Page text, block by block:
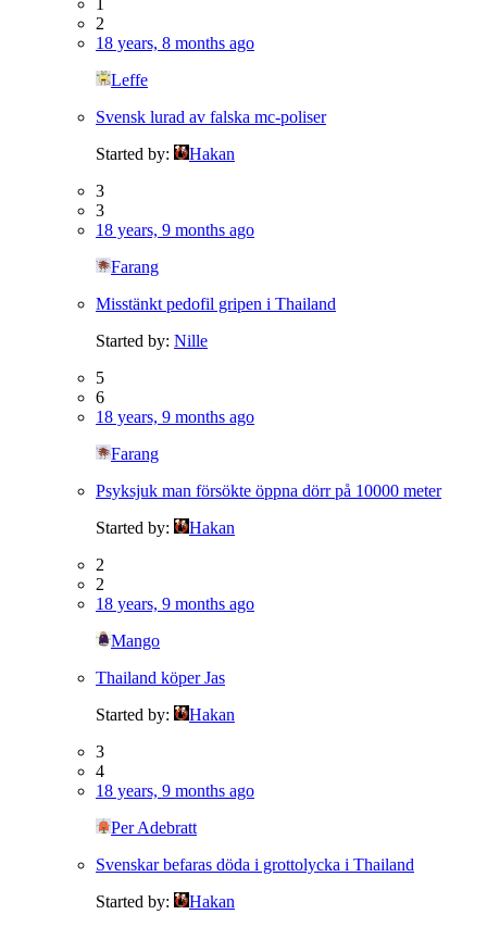
2
18 years, 8 months ago
Leffe
Svensk lurad av falska mc-poliser
Started by:
Hakan
3
3
18 years, 9 months ago
Farang
Misstänkt pedofil gripen i Thailand
Started by: Nille
5
6
18 years, 9 months ago
Farang
Psyksjuk man försökte öppna dörr på 10000 meter
Started by:
Hakan
2
2
18 years, 9 months ago
Mango
Thailand köper Jas
Started by:
Hakan
3
4
18 years, 9 months ago
Per Adebratt
Svenskar befaras döda i grottolycka i Thailand
Started by:
Hakan